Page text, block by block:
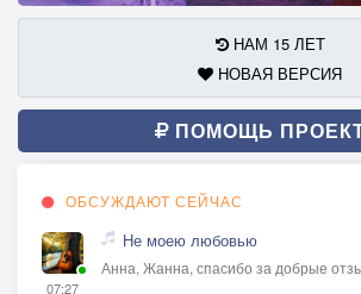
НАМ 15 ЛЕТ
НОВАЯ ВЕРСИЯ
ПОМОЩЬ
ОБСУЖДАЮТ СЕЙЧАС
07:27
Не моею любовью
Анна, Жанна, спасибо за добрые